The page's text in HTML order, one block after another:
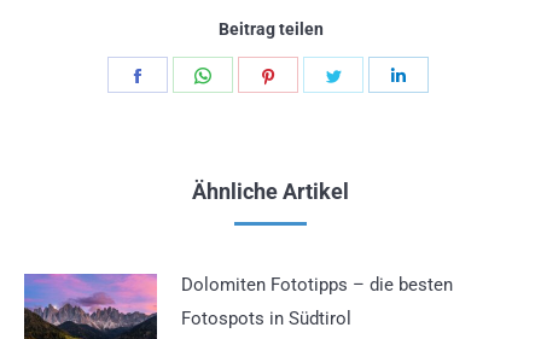
Beitrag teilen
Teilen
Teilen
Teilen
Ähnliche Artikel
Dolomiten Fototipps – die besten
Fotospots in Südtirol